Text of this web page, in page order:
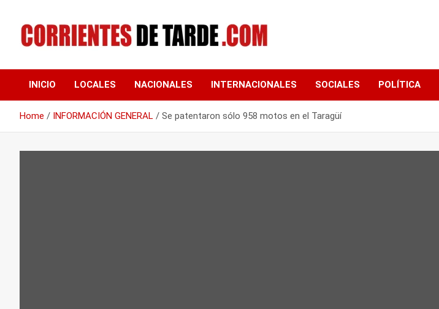
content
CORRIENTES DE
TARDE
INICIO LOCALES NACIONALES INTERNACIONALES SOCIALES POLÍTICA
Home INFORMACIÓN GENERAL Se patentaron sólo 958 motos en el Taragüí